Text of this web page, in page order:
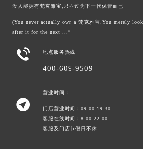
没人能拥有梵克雅宝,只不过为下一代保管而已
(You never actually own a 梵克雅宝.You merely look
after it for the next ...”
 地点服务热线
400-609-9509

营业时间：
门店营业时间：09:00-19:30
客服在线时间：8:00-22:00
客服及门店节假日不休